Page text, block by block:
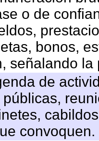
o de
bonos,
señalando
de
convoquen.